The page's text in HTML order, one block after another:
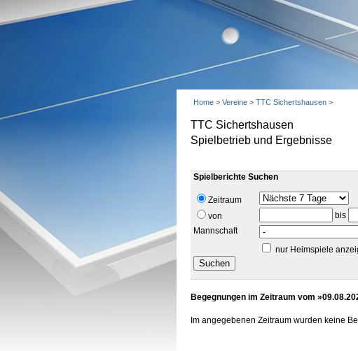
Home > Vereine > TTC Sichertshausen >
TTC Sichertshausen
Spielbetrieb und Ergebnisse
Spielberichte Suchen
Zeitraum
von
bis
Mannschaft
nur Heimspiele
Begegnungen im Zeitraum vom
Im angegebenen Zeitraum wurden keine